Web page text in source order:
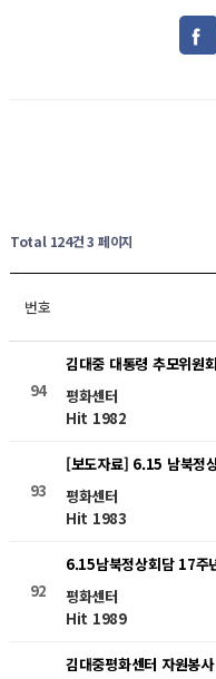
Total 124건3 페이지
번호
94
김대중 대통령 추모위원
평화센터
Hit 1982
93
[보도자료] 6.15 남북정
평화센터
Hit 1983
92
6.15남북정상회담 17주
평화센터
Hit 1989
김대중평화센터 자원봉사